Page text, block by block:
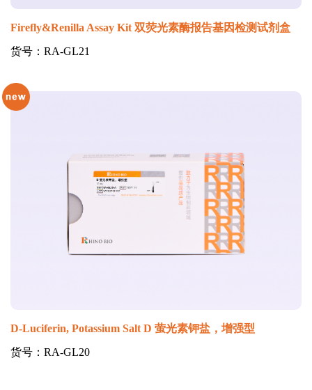
Firefly&Renilla Assay Kit 双荧光素酶报告基因检测试剂盒
货号：RA-GL21
D-Luciferin, Potassium Salt D 萤光素钾盐，增强型
货号：RA-GL20